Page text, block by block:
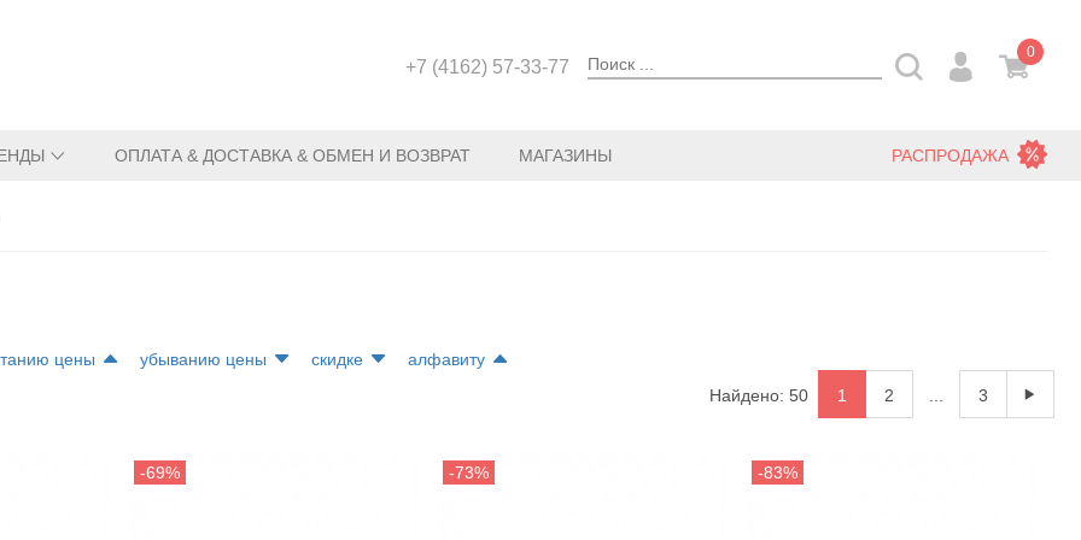
+7 (4162) 57-33-77
0
ОПЛАТА & ДОСТАВКА & ОБМЕН И ВОЗВРАТ МАГАЗИНЫ РАСПРОДАЖА
цены убыванию цены скидке
алфавиту
Найдено: 50
1 2 3